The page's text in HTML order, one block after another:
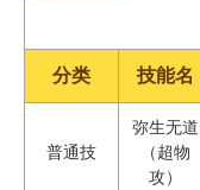
分类 技能名
普通技
弥生无道
（超物
攻）